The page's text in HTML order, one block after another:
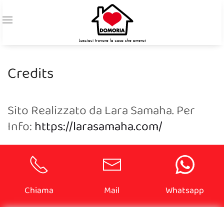
Credits
Sito Realizzato da Lara Samaha. Per
Info:https://larasamaha.com/
Chiama Mail Whatsapp